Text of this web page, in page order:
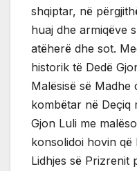
shqiptar, në
huaj dhe armiqëve
atëherë dhe sot.
historik të Dedë
Malësisë së Madhe
kombëtar në Deçiq
Gjon Luli me
konsolidoi hovin që
Lidhjes së Prizrenit